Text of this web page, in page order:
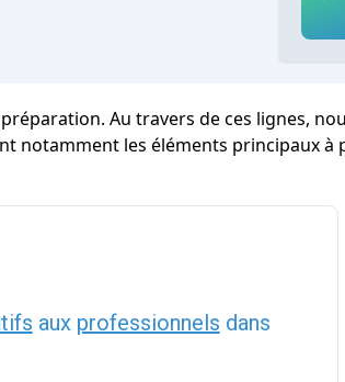
Au travers de ces lignes,
notamment les éléments principaux
aux professionnels dans